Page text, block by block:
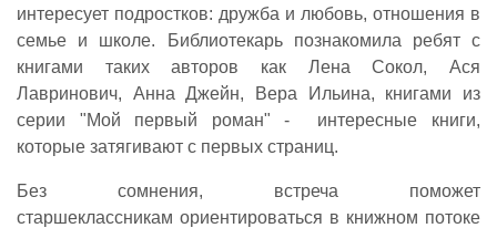
интересует подростков: дружба и любовь, отношения в
семье и школе. Библиотекарь познакомила ребят с
книгами таких авторов как Лена Сокол, Ася
Лавринович, Анна Джейн, Вера Ильина, книгами из
серии "Мой первый роман" - интересные книги,
которые затягивают с первых страниц.
Без сомнения, встреча поможет
старшеклассникам ориентироваться в книжном потоке